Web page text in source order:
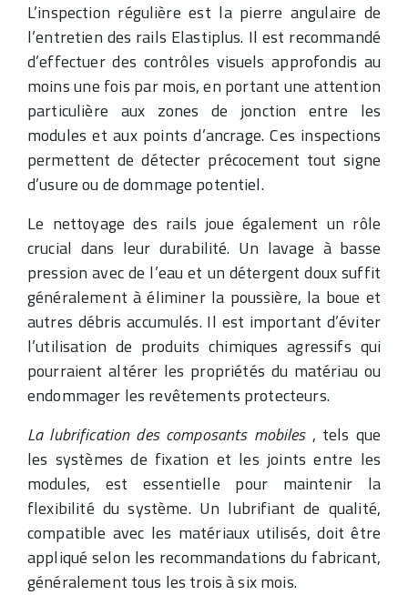
L’inspection régulière est la pierre angulaire de
l’entretien des rails Elastiplus. Il est recommandé
d’effectuer des contrôles visuels approfondis au
moins une fois par mois, en portant une attention
particulière aux zones de jonction entre les
modules et aux points d’ancrage. Ces inspections
permettent de détecter précocement tout signe
d’usure ou de dommage potentiel.
Le nettoyage des rails joue également un rôle
crucial dans leur durabilité. Un lavage à basse
pression avec de l’eau et un détergent doux suffit
généralement à éliminer la poussière, la boue et
autres débris accumulés. Il est important d’éviter
l’utilisation de produits chimiques agressifs qui
pourraient altérer les propriétés du matériau ou
endommager les revêtements protecteurs.
La lubrification des composants mobiles , tels que
les systèmes de fixation et les joints entre les
modules, est essentielle pour maintenir la
flexibilité du système. Un lubrifiant de qualité,
compatible avec les matériaux utilisés, doit être
appliqué selon les recommandations du fabricant,
généralement tous les trois à six mois.